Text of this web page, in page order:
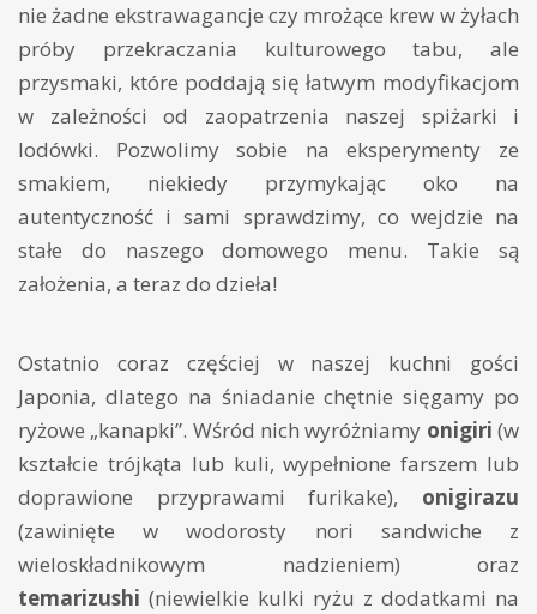
nie żadne ekstrawagancje czy mrożące krew w żyłach
próby przekraczania kulturowego tabu, ale
przysmaki, które poddają się łatwym modyfikacjom
w zależności od zaopatrzenia naszej spiżarki i
lodówki. Pozwolimy sobie na eksperymenty ze
smakiem, niekiedy przymykając oko na
autentyczność i sami sprawdzimy, co wejdzie na
stałe do naszego domowego menu. Takie są
założenia, a teraz do dzieła!
Ostatnio coraz częściej w naszej kuchni gości
Japonia, dlatego na śniadanie chętnie sięgamy po
ryżowe „kanapki”. Wśród nich wyróżniamy onigiri (w
kształcie trójkąta lub kuli, wypełnione farszem lub
doprawione przyprawami furikake), onigirazu
(zawinięte w wodorosty nori sandwiche z
wieloskładnikowym nadzieniem) oraz
temarizushi (niewielkie kulki ryżu z dodatkami na